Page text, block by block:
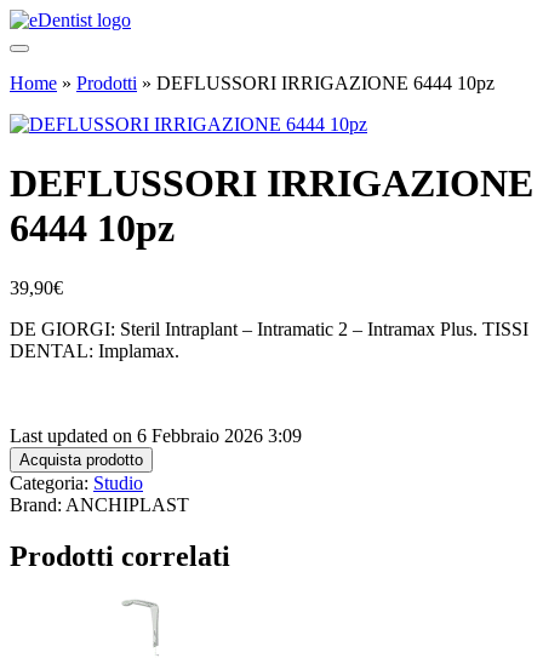
Home » Prodotti » DEFLUSSORI IRRIGAZIONE 6444 10pz
DEFLUSSORI IRRIGAZIONE
6444 10pz
39,90€
DE GIORGI: Steril Intraplant – Intramatic 2 – Intramax Plus. TISSI
DENTAL: Implamax.
Last updated on 6 Febbraio 2026 3:09
Acquista prodotto
Categoria: Studio
Brand: ANCHIPLAST
Prodotti correlati